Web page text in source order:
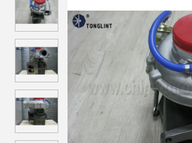
benz de Mercedes